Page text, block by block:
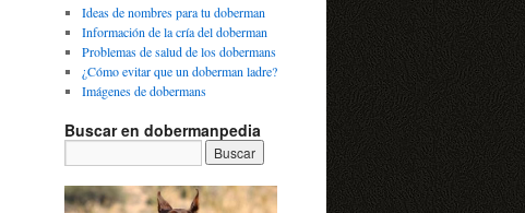
Ideas de nombres para tu doberman
Información de la cría del doberman
Problemas de salud de los dobermans
¿Cómo evitar que un doberman ladre?
Imágenes de dobermans
Buscar en dobermanpedia